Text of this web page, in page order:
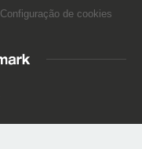
Configuração de cookies